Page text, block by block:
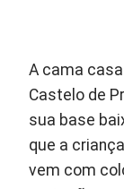
A cama
Castelo de
sua base
que a
vem com